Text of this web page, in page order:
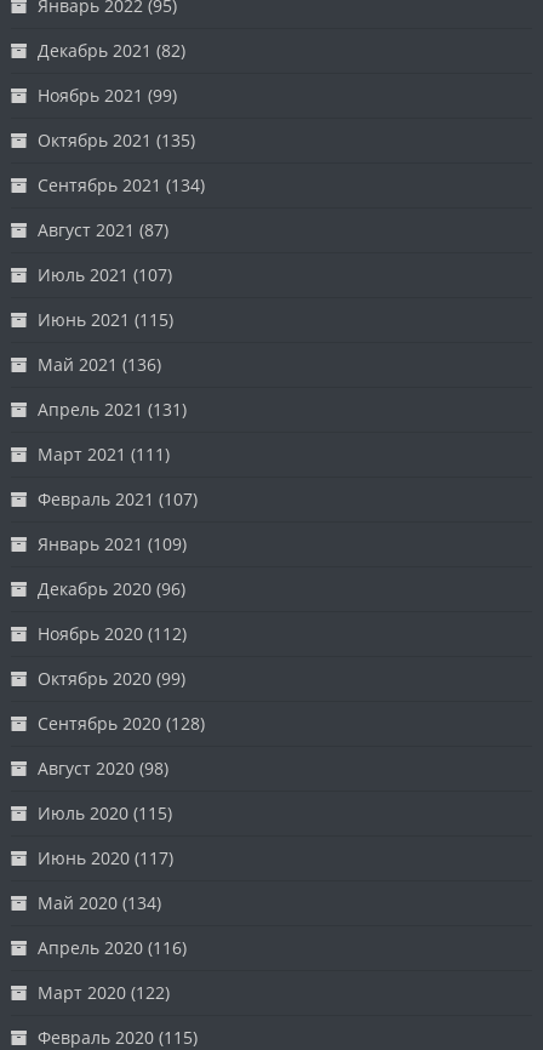
Январь 2022 (95)
Декабрь 2021 (82)
Ноябрь 2021 (99)
Октябрь 2021 (135)
Сентябрь 2021 (134)
Август 2021 (87)
Июль 2021 (107)
Июнь 2021 (115)
Май 2021 (136)
Апрель 2021 (131)
Март 2021 (111)
Февраль 2021 (107)
Январь 2021 (109)
Декабрь 2020 (96)
Ноябрь 2020 (112)
Октябрь 2020 (99)
Сентябрь 2020 (128)
Август 2020 (98)
Июль 2020 (115)
Июнь 2020 (117)
Май 2020 (134)
Апрель 2020 (116)
Март 2020 (122)
Февраль 2020 (115)